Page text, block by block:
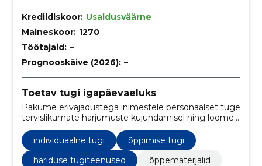
Krediidiskoor: Usaldusväärne
Maineskoor: 1270
Töötajaid: –
Prognooskäive (2026): –
Toetav tugi igapäevaeluks
Pakume erivajadustega inimestele personaalset tuge
tervislikumate harjumuste kujundamisel ning loome
toetamiseks.
individuaalne tugi
õppimise tugi
hariduse tugiteenused
õppematerjalid